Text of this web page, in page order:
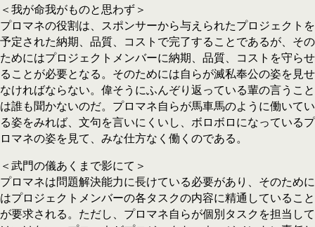
＜我が命我がものと思わず＞
プロマネの役割は、スポンサーから与えられたプロジェクトを
予定された納期、品質、コストで完了することであるが、その
ためにはプロジェクトメンバーに納期、品質、コストを守らせ
ることが必要となる。そのためには自らが滅私奉公の姿を見せ
なければならない。偉そうにふんぞり返っている輩の言うこと
は誰も聞かないのだ。プロマネ自らが馬車馬のように働いてい
る姿をみれば、文句を言いにくいし、ボロボロになっているプ
ロマネの姿を見て、みな仕方なく働くのである。
＜武門の儀あくまで影にて＞
プロマネは問題解決能力に長けている必要があり、そのために
はプロジェクトメンバーの各タスクの内容に精通していること
が要求される。ただし、プロマネ自らが個別タスクを担当して